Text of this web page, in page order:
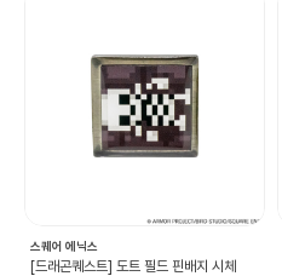
스퀘어 에닉스
[드래곤퀘스트] 도트 필드 핀배지 시체